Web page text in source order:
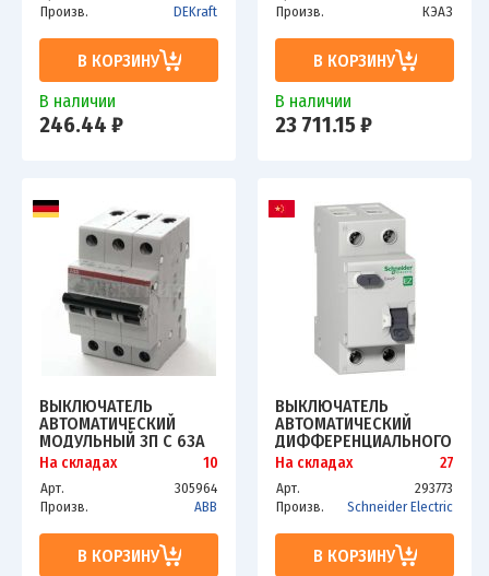
Произв.
DEKraft
В КОРЗИНУ
В наличии
246.44 ₽
Произв.
КЭАЗ
В КОРЗИНУ
В наличии
23 711.15 ₽
ВЫКЛЮЧАТЕЛЬ
АВТОМАТИЧЕСКИЙ
МОДУЛЬНЫЙ 3П C 63А
4.5КА SH203L C63 ABB
2CDS243001R0634
На складах 10
Арт.
305964
Произв.
ABB
В КОРЗИНУ
ВЫКЛЮЧАТЕЛЬ
АВТОМАТИЧЕСКИЙ
ДИФФЕРЕНЦИАЛЬНОГО
ТОКА 2П (1P+N) C 10А
30МА ТИП AC 4.5КА
EASY9 2МОД. SCHE
EZ9D34610
На складах 27
Арт.
293773
Произв.
Schneider Electric
В КОРЗИНУ